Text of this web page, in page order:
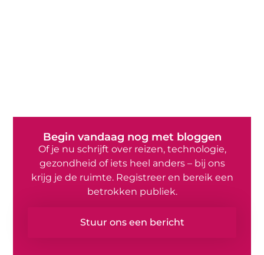
Begin vandaag nog met bloggen
Of je nu schrijft over reizen, technologie,
gezondheid of iets heel anders – bij ons
krijg je de ruimte. Registreer en bereik een
betrokken publiek.
Stuur ons een bericht